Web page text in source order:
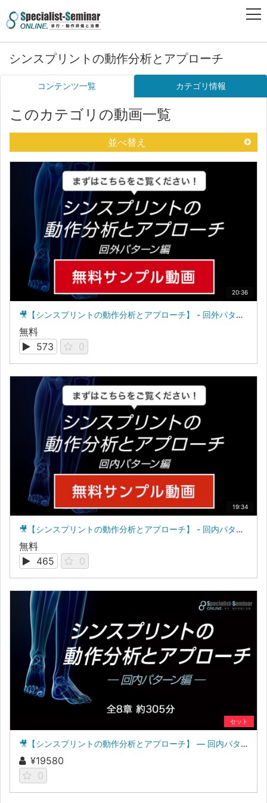
シンスプリントの動作分析とアプローチ
コンテンツ一覧 カテゴリ情報
このカテゴリの動画一覧
並べ替え
20:36
🎥【シンスプリントの動作分析とアプローチ】 - 回外パターン編 - サンプル動画
無料
573
0
19:34
🎥【シンスプリントの動作分析とアプローチ】 - 回内パターン編 - サンプル動画
無料
465
0
セット
🎥【シンスプリントの動作分析とアプローチ】 ― 回内パターン編 ―
¥19580
0